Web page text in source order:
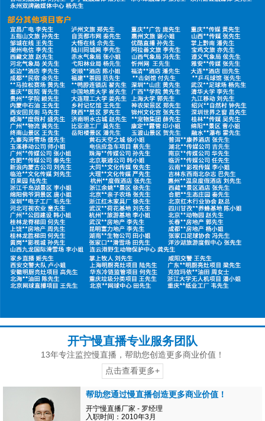
开宁慢直播专业服务团队
13年专注监控慢直播，帮助您创造更多商业价值！
点击查看更多+
帮助您通过慢直播创造更多商业价值！
开宁慢直播厂家 - 罗经理
入职时间：2010年3月